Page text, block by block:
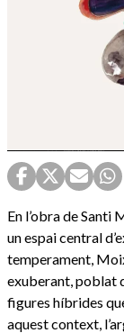
En l’obra de Santi
un espai central
temperament,
exuberant, poblat
figures híbrides
aquest context,